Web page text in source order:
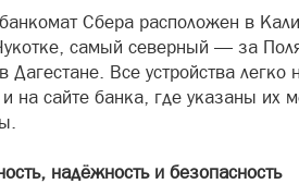
Сбера расположен в
самый северный — за
Все устройства легко
на сайте банка, где указаны их
надёжность и безопасность